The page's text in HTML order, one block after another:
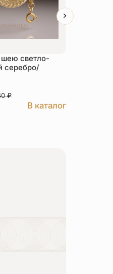
светло-
серебро/
₽
В каталог